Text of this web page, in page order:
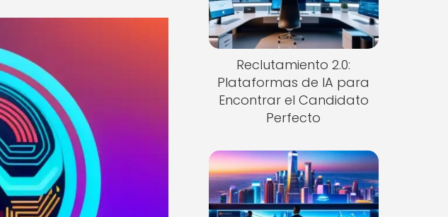
Reclutamiento 2.0:
Plataformas de IA para
Encontrar el Candidato
Perfecto